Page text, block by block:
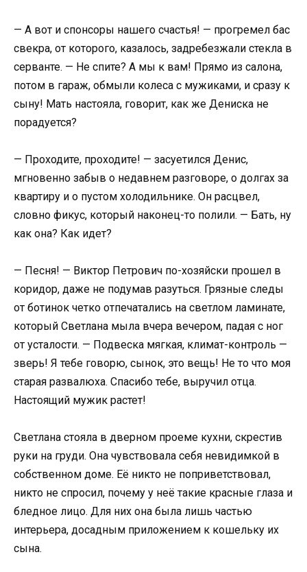
— А вот и спонсоры нашего счастья! — прогремел бас
свекра, от которого, казалось, задребезжали стекла в
серванте. — Не спите? А мы к вам! Прямо из салона,
потом в гараж, обмыли колеса с мужиками, и сразу к
сыну! Мать настояла, говорит, как же Дениска не
порадуется?
— Проходите, проходите! — засуетился Денис,
мгновенно забыв о недавнем разговоре, о долгах за
квартиру и о пустом холодильнике. Он расцвел,
словно фикус, который наконец-то полили. — Бать, ну
как она? Как идет?
— Песня! — Виктор Петрович по-хозяйски прошел в
коридор, даже не подумав разуться. Грязные следы
от ботинок четко отпечатались на светлом ламинате,
который Светлана мыла вчера вечером, падая с ног
от усталости. — Подвеска мягкая, климат-контроль —
зверь! Я тебе говорю, сынок, это вещь! Не то что моя
старая развалюха. Спасибо тебе, выручил отца.
Настоящий мужик растет!
Светлана стояла в дверном проеме кухни, скрестив
руки на груди. Она чувствовала себя невидимкой в
собственном доме. Её никто не поприветствовал,
никто не спросил, почему у неё такие красные глаза и
бледное лицо. Для них она была лишь частью
интерьера, досадным приложением к кошельку их
сына.